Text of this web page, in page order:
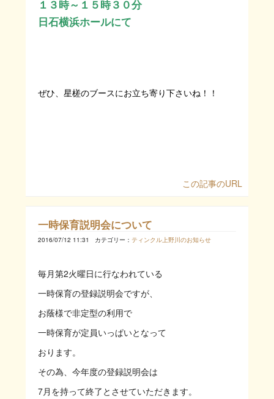
１３時～１５時３０分
日石横浜ホールにて
ぜひ、星槎のブースにお立ち寄り下さいね！！
この記事のURL
一時保育説明会について
2016/07/12 11:31 カテゴリー： ティンクル上野川のお知らせ
毎月第2火曜日に行なわれている
一時保育の登録説明会ですが、
お蔭様で非定型の利用で
一時保育が定員いっぱいとなって
おります。
その為、今年度の登録説明会は
7月を持って終了とさせていただきます。